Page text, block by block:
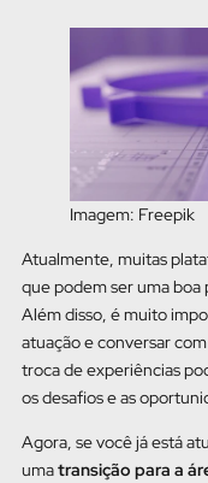
Imagem: Freepik
Atualmente, muitas
que podem ser uma boa
Além disso, é muito
atuação e conversar
troca de experiências
os desafios e as
Agora, se você já está
umatransição para a